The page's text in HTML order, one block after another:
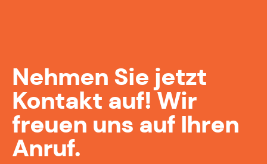
Nehmen Sie jetzt
Kontakt auf! Wir
freuen uns auf Ihren
Anruf.